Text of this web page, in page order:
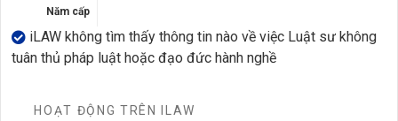
Năm cấp
iLAW không tìm thấy thông tin nào về việc Luật sư không
tuân thủ pháp luật hoặc đạo đức hành nghề
HOẠT ĐỘNG TRÊN ILAW